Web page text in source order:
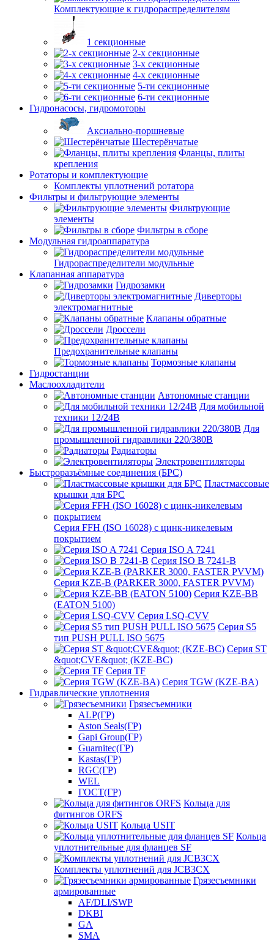
Комплектующие к гидрораспределителям
1 секционные
2-х секционные
3-х секционные
4-х секционные
5-ти секционные
6-ти секционные
Гидронасосы, гидромоторы
Аксиально-поршневые
Шестерёнчатые
Фланцы, плиты
крепления
Ротаторы и комплектующие
Комплекты уплотнений ротатора
Фильтры и фильтрующие элементы
Фильтрующие
элементы
Фильтры в сборе
Модульная гидроаппаратура
Гидрораспределители модульные
Клапанная аппаратура
Гидрозамки
Диверторы
электромагнитные
Клапаны обратные
Дроссели
Предохранительные клапаны
Тормозные клапаны
Гидростанции
Маслоохладители
Автономные станции
Для мобильной
техники 12/24В
Для
промышленной гидравлики 220/380В
Радиаторы
Электровентиляторы
Быстроразъёмные соединения (БРС)
Пластмассовые
крышки для БРС
Серия FFH (ISO 16028) с цинк-никелевым
покрытием
Серия ISO A 7241
Серия ISO B 7241-B
Серия KZE-B (PARKER 3000, FASTER PVVM)
Серия KZE-BB
(EATON 5100)
Серия LSQ-CVV
Серия S5
тип PUSH PULL ISO 5675
Серия ST
&quot;CVE&quot; (KZE-BC)
Серия TF
Серия TGW (KZE-BA)
Гидравлические уплотнения
Грязесъемники
ALP(ГР)
Aston Seals(ГР)
Gapi Group(ГР)
Guarnitec(ГР)
Kastas(ГР)
RGC(ГР)
WEL
ГОСТ(ГР)
Кольца для
фитингов ORFS
Кольца USIT
Кольца
уплотнительные для фланцев SF
Комплекты уплотнений для JCB3CX
Грязесъемники
армированные
AF/DLI/SWP
DKBI
GA
SMA